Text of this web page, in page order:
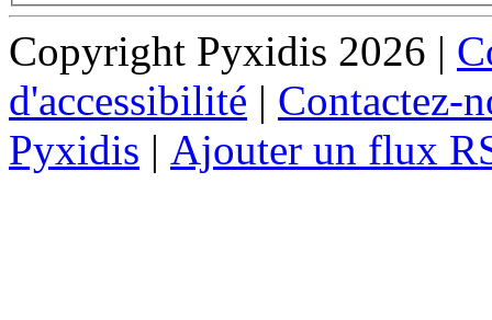
Copyright Pyxidis 2026 |
d'accessibilité | Contactez-
Pyxidis | Ajouter un flux